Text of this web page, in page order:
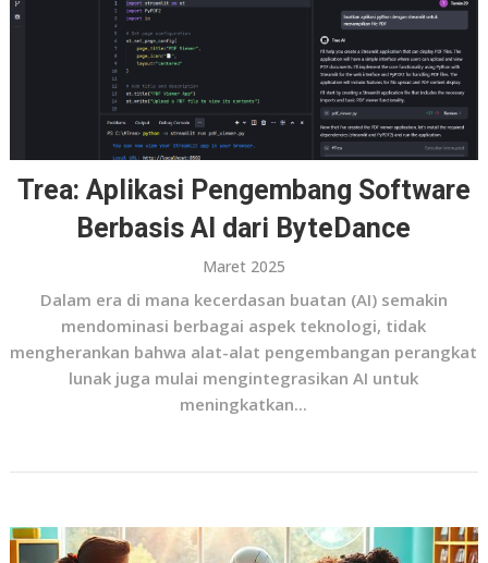
Trea: Aplikasi Pengembang Software
Berbasis AI dari ByteDance
Maret 2025
Dalam era di mana kecerdasan buatan (AI) semakin
mendominasi berbagai aspek teknologi, tidak
mengherankan bahwa alat-alat pengembangan perangkat
lunak juga mulai mengintegrasikan AI untuk
meningkatkan...